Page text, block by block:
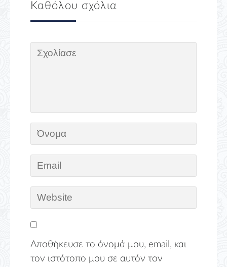
Καθόλου σχόλια
Αποθήκευσε το όνομά μου, email, και
τον ιστότοπο μου σε αυτόν τον